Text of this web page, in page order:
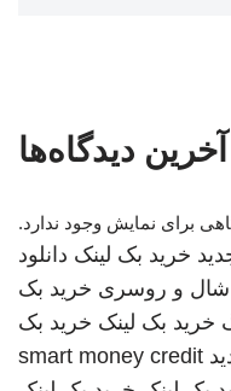
آخرین دیدگاه‌ها
برای نمایش وجود ندارد.
خرید بک لینک دانلود
شال و روسری خرید بک
خرید بک لینک خرید بک
smart money credit